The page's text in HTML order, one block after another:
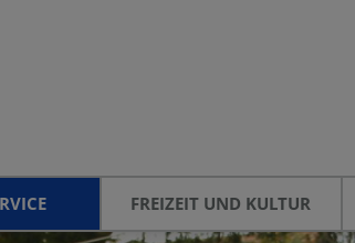
FREIZEIT UND KULTUR